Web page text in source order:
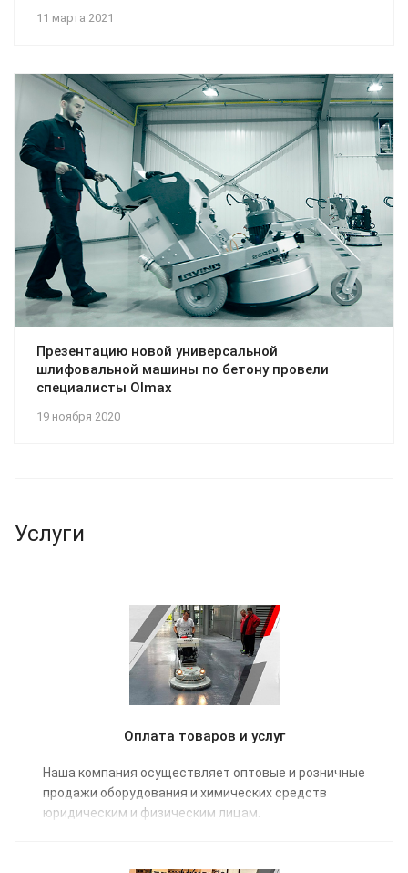
11 марта 2021
19 ноября 2020
Презентацию новой универсальной
шлифовальной машины по бетону провели
специалисты Olmax
Услуги
Оплата товаров и услуг
Наша компания осуществляет оптовые и розничные
продажи оборудования и химических средств
юридическим и физическим лицам.